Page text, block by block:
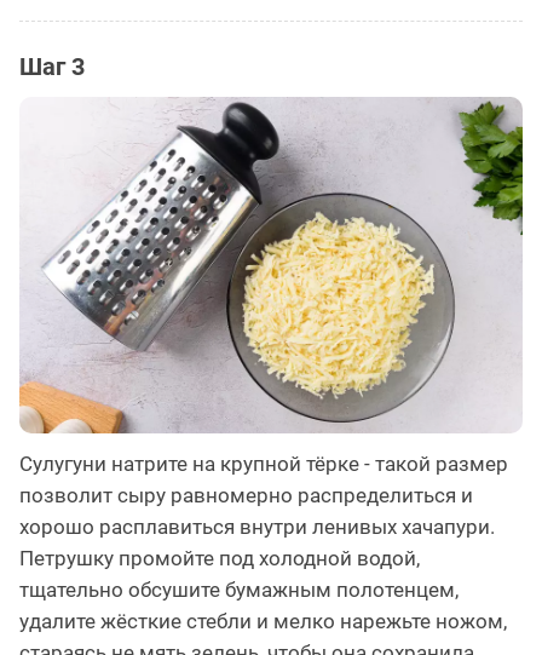
Шаг 3
Сулугуни натрите на крупной тёрке - такой размер
позволит сыру равномерно распределиться и
хорошо расплавиться внутри ленивых хачапури.
Петрушку промойте под холодной водой,
тщательно обсушите бумажным полотенцем,
удалите жёсткие стебли и мелко нарежьте ножом,